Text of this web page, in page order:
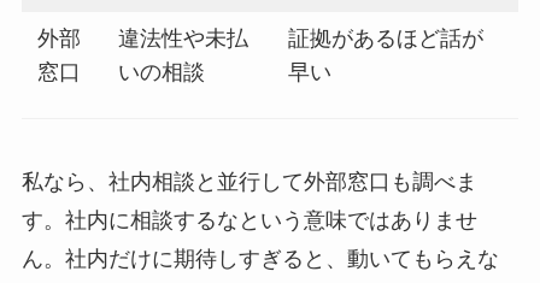
外部
窓口
違法性や未払
いの相談
証拠があるほど話が
早い
私なら、社内相談と並行して外部窓口も調べま
す。社内に相談するなという意味ではありませ
ん。社内だけに期待しすぎると、動いてもらえな